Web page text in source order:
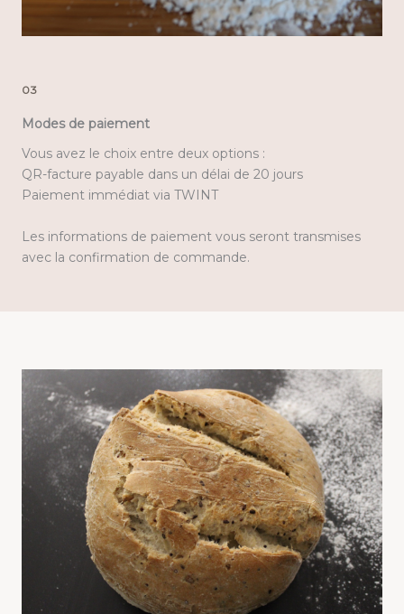
03
Modes de paiement
Vous avez le choix entre deux options :
QR-facture payable dans un délai de 20 jours
Paiement immédiat via TWINT
Les informations de paiement vous seront transmises
avec la confirmation de commande.